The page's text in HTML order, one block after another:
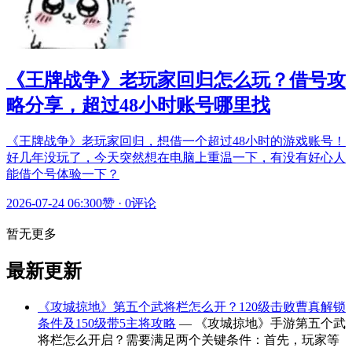
《王牌战争》老玩家回归怎么玩？借号攻
略分享，超过48小时账号哪里找
《王牌战争》老玩家回归，想借一个超过48小时的游戏账号！
好几年没玩了，今天突然想在电脑上重温一下，有没有好心人
能借个号体验一下？
2026-07-24 06:300赞 · 0评论
暂无更多
最新更新
《攻城掠地》第五个武将栏怎么开？120级击败曹真解锁
条件及150级带5主将攻略 — 《攻城掠地》手游第五个武
将栏怎么开启？需要满足两个关键条件：首先，玩家等